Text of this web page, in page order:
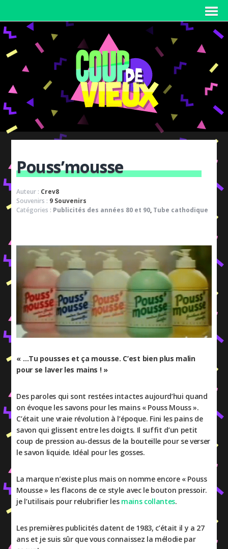
Pouss’mousse
Auteur : Crev8
Souvenirs : 9 Souvenirs
Catégories : Publicités des années 80 et 90, Tube cathodique
« …Tu pousses et ça mousse. C’est bien plus malin
pour se laver les mains ! »
Des paroles qui sont restées intactes aujourd’hui quand
on évoque les savons pour les mains « Pouss Mouss ».
C’était une vraie révolution à l’époque. Fini les pains de
savon qui glissent entre les doigts. Il suffit d’un petit
coup de pression au-dessus de la bouteille pour se verser
le savon liquide. Idéal pour les gosses.
La marque n’existe plus mais on nomme encore « Pouss
Mousse » les flacons de ce style avec le bouton pressoir.
je l’utilisais pour relubrifier les mains collantes.
Les premières publicités datent de 1983, c’était il y a 27
ans et je suis sûr que vous connaissez la mélodie par